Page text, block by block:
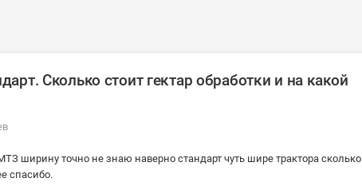
Сколько стоит гектар обработки и на какой
ширину точно не знаю наверно стандарт чуть шире трактора сколько
спасибо.